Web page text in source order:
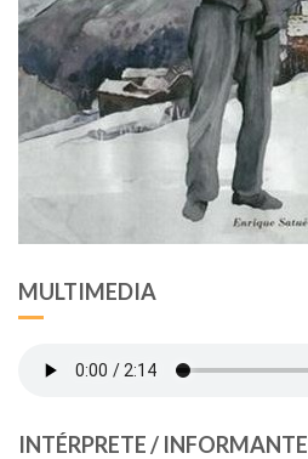
MULTIMEDIA
INTÉRPRETE / INFORMANTE